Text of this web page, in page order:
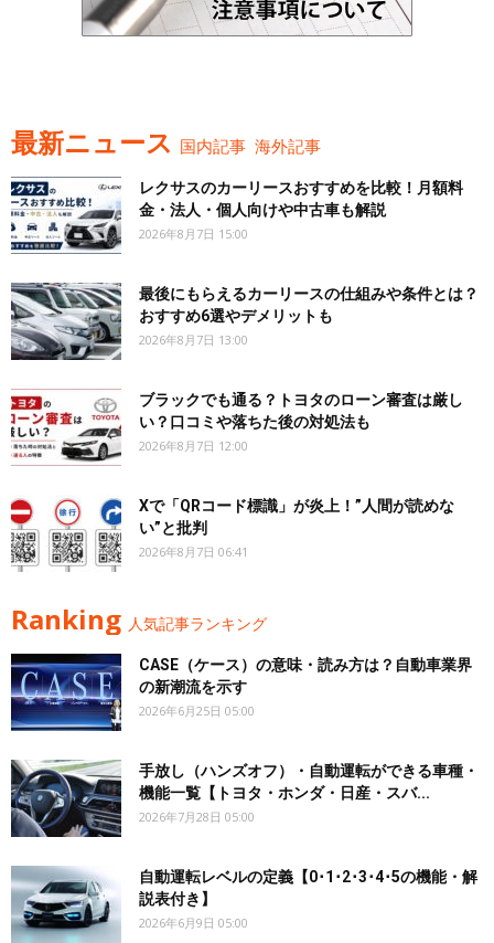
最新ニュース 国内記事 海外記事
レクサスのカーリースおすすめを比較！月額料
金・法人・個人向けや中古車も解説
2026年8月7日 15:00
最後にもらえるカーリースの仕組みや条件とは？
おすすめ6選やデメリットも
2026年8月7日 13:00
ブラックでも通る？トヨタのローン審査は厳し
い？口コミや落ちた後の対処法も
2026年8月7日 12:00
Xで「QRコード標識」が炎上！”人間が読めな
い”と批判
2026年8月7日 06:41
Ranking 人気記事ランキング
CASE（ケース）の意味・読み方は？自動車業界
の新潮流を示す
2026年6月25日 05:00
手放し（ハンズオフ）・自動運転ができる車種・
機能一覧【トヨタ・ホンダ・日産・スバ...
2026年7月28日 05:00
自動運転レベルの定義【0･1･2･3･4･5の機能・解
説表付き】
2026年6月9日 05:00